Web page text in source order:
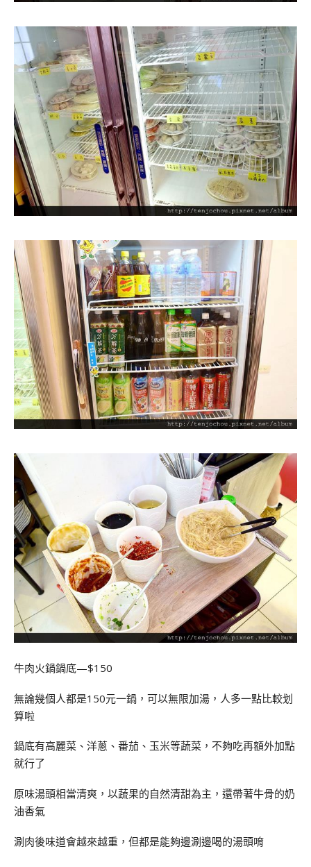
牛肉火鍋鍋底—$150
無論幾個人都是150元一鍋，可以無限加湯，人多一點比較划
算啦
鍋底有高麗菜、洋蔥、番茄、玉米等蔬菜，不夠吃再額外加點
就行了
原味湯頭相當清爽，以蔬果的自然清甜為主，還帶著牛骨的奶
油香氣
涮肉後味道會越來越重，但都是能夠邊涮邊喝的湯頭唷